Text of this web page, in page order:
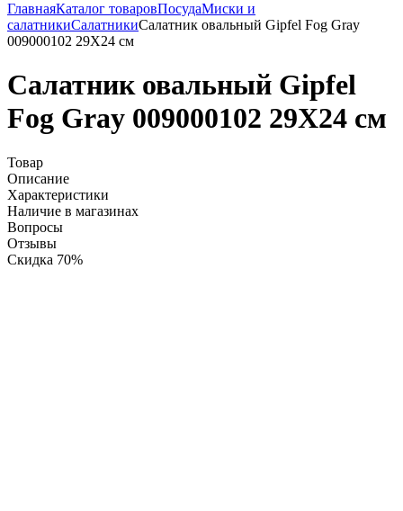
ГлавнаяКаталог товаровПосудаМиски и
салатникиСалатникиСалатник овальный Gipfel Fog Gray
009000102 29Х24 см
Салатник овальный Gipfel
Fog Gray 009000102 29Х24 см
Товар
Описание
Характеристики
Наличие в магазинах
Вопросы
Отзывы
Скидка 70%